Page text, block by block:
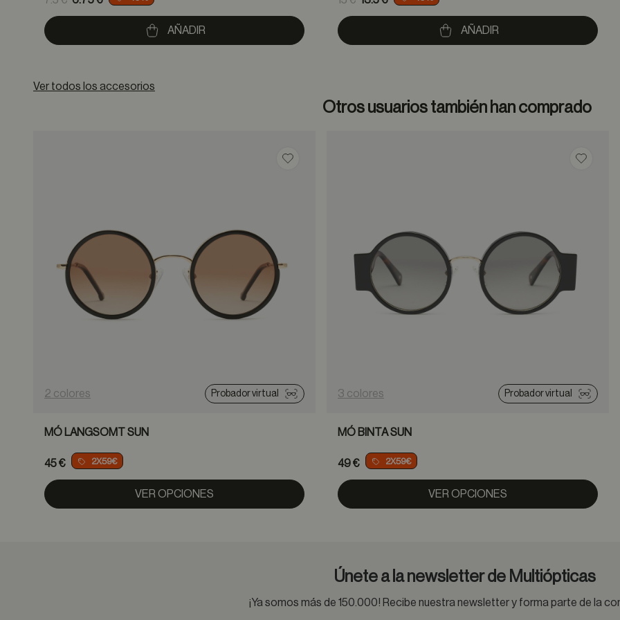
to AÑADIR to AÑADIR
Ver todos los accesorios
Otros usuarios también han comprado
Guardar en favoritos
2 colores Probador virtual
MÓ LANGSOMT SUN
45 € 2X59€
VER OPCIONES
3 colores Probador virtual
MÓ BINTA SUN
49 € 2X59€
VER OPCIONES
Únete a la newsletter de Multiópticas
¡Ya somos más de 150.000! Recibe nuestra newsletter y forma parte de la